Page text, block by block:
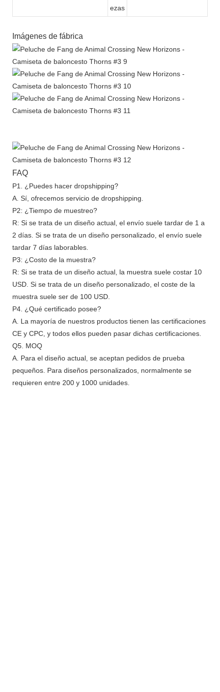
ezas
Imágenes de fábrica
FAQ
P1. ¿Puedes hacer dropshipping?
A. Sí, ofrecemos servicio de dropshipping.
P2: ¿Tiempo de muestreo?
R: Si se trata de un diseño actual, el envío suele tardar de 1 a
2 días. Si se trata de un diseño personalizado, el envío suele
tardar 7 días laborables.
P3: ¿Costo de la muestra?
R: Si se trata de un diseño actual, la muestra suele costar 10
USD. Si se trata de un diseño personalizado, el coste de la
muestra suele ser de 100 USD.
P4. ¿Qué certificado posee?
A. La mayoría de nuestros productos tienen las certificaciones
CE y CPC, y todos ellos pueden pasar dichas certificaciones.
Q5. MOQ
A. Para el diseño actual, se aceptan pedidos de prueba
pequeños. Para diseños personalizados, normalmente se
requieren entre 200 y 1000 unidades.